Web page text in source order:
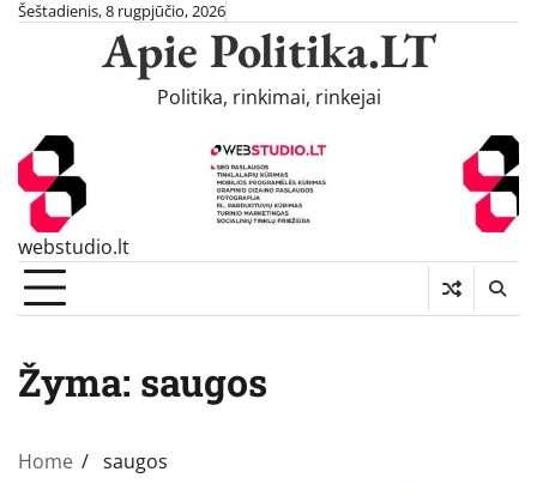
SkipŠeštadienis, 8 rugpjūčio, 2026
Apie Politika.LT
Politika, rinkimai, rinkejai
webstudio.lt
Žyma: saugos
Home saugos